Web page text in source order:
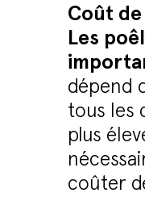
Coût
Les
dépend
tous les
plus
coûter